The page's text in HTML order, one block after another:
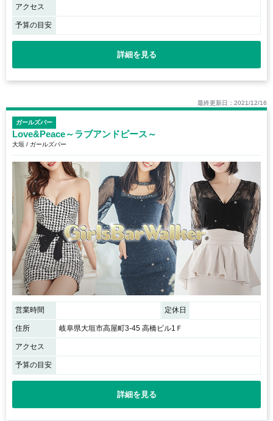
アクセス
予算の目安
詳細を見る
最終更新日：2021/12/16
ガールズバー
Love&Peace～ラブアンドピース～
大垣 / ガールズバー
営業時間 定休日
住所 岐阜県大垣市高屋町3-45 高橋ビル1Ｆ
アクセス
予算の目安
詳細を見る